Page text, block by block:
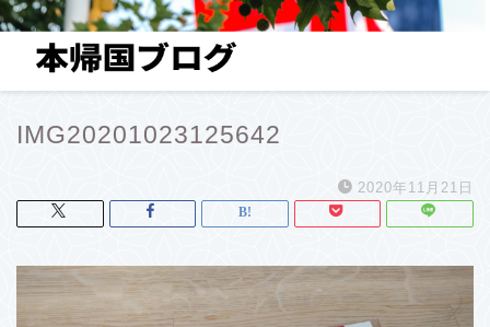
IMG20201023125642
2020年11月21日